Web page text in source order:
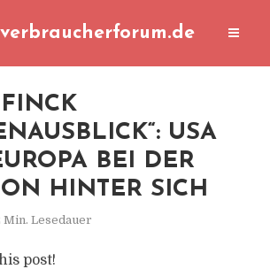
USA
BEI DER
HINTER SICH
Min. Lesedauer
post!